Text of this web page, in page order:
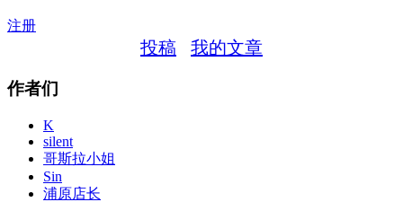
注册
投稿 我的文章
作者们
K
silent
哥斯拉小姐
Sin
浦原店长